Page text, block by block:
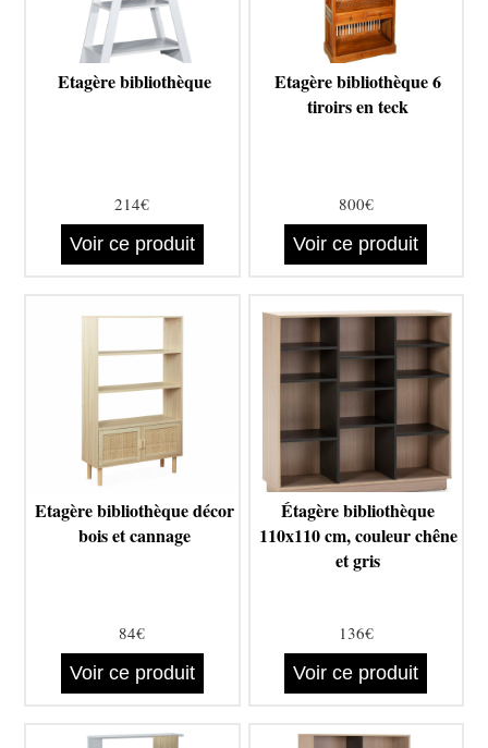
Etagère bibliothèque
214€
Voir ce produit
Etagère bibliothèque 6
tiroirs en teck
800€
Voir ce produit
Etagère bibliothèque décor
bois et cannage
84€
Voir ce produit
Étagère bibliothèque
110x110 cm, couleur chêne
et gris
136€
Voir ce produit